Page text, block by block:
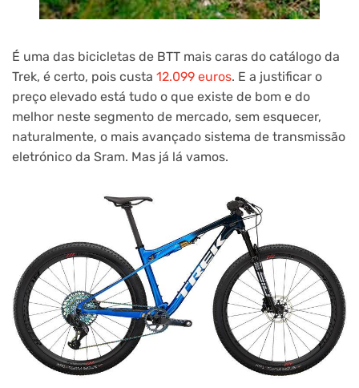
É uma das bicicletas de BTT mais caras do catálogo da
Trek, é certo, pois custa 12.099 euros. E a justificar o
preço elevado está tudo o que existe de bom e do
melhor neste segmento de mercado, sem esquecer,
naturalmente, o mais avançado sistema de transmissão
eletrónico da Sram. Mas já lá vamos.